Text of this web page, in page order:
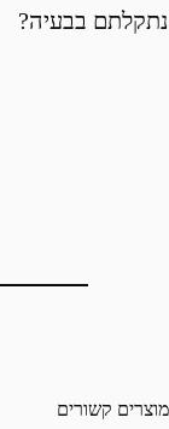
נתקלתם בבעיה?
מוצרים קשורים